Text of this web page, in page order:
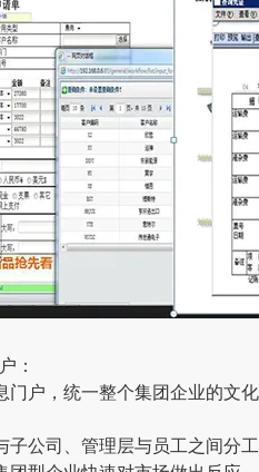
：
户，统一整个集团企业的文化
公司、管理层与员工之间分工